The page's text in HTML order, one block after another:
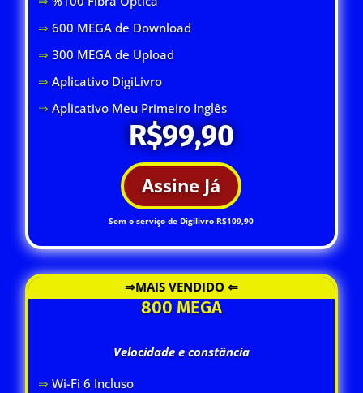
⇒ 600 MEGA de Download
⇒300 MEGA de Upload
⇒Aplicativo DigiLivro
⇒Aplicativo Meu Primeiro Inglês
R$99,90
Assine Já
Sem o serviço de Digilivro R$109,90
⇒MAIS VENDIDO ⇐
800 MEGA
Velocidade e constância
⇒ Wi-Fi 6 Incluso